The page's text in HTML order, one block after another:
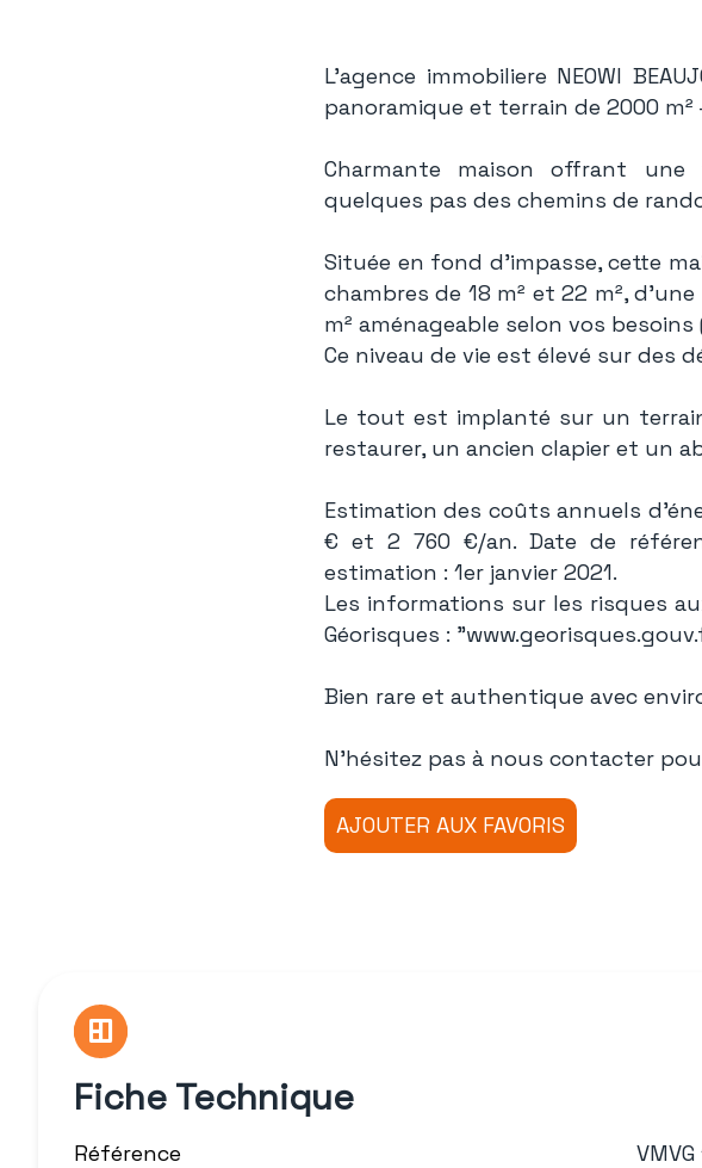
L'agence immobiliere NEOWI
panoramique et terrain de 2000 m²
Charmante maison offrant une
quelques pas des chemins de
Située en fond d'impasse, cette
chambres de 18 m² et 22 m²,
m² aménageable selon vos besoins
Ce niveau de vie est élevé sur des
Le tout est implanté sur un
restaurer, un ancien clapier et un
Estimation des coûts annuels
€ et 2 760 €/an. Date de
estimation : 1er janvier 2021.
Les informations sur les risques
Géorisques :
Bien rare et authentique avec
N'hésitez pas à nous contacter
Fiche Technique
Référence
VMVG